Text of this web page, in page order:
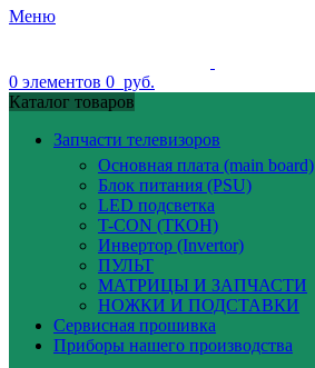
Меню
0 элементов 0 руб.
Каталог товаров
Запчасти телевизоров
Основная плата (main board)
Блок питания (PSU)
LED подсветка
T-CON (ТКОН)
Инвертор (Invertor)
ПУЛЬТ
МАТРИЦЫ И ЗАПЧАСТИ
НОЖКИ И ПОДСТАВКИ
Сервисная прошивка
Приборы нашего производства